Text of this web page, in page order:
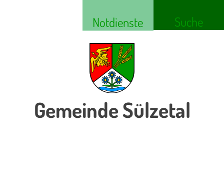
Notdienste Suche
Gemeinde Sülzetal